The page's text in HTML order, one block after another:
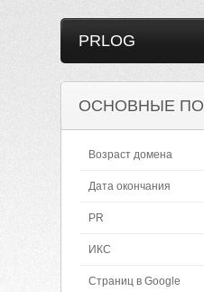
PRLOG
ОСНОВНЫЕ
Возраст домена
Дата окончания
PR
ИКС
Страниц в Google